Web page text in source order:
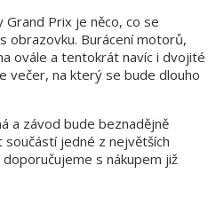
Prix je něco, co se
obrazovku. Burácení motorů,
ovále a tentokrát navíc i dvojité
večer, na který se bude dlouho
a závod bude beznadějně
jedné z největších
s nákupem již